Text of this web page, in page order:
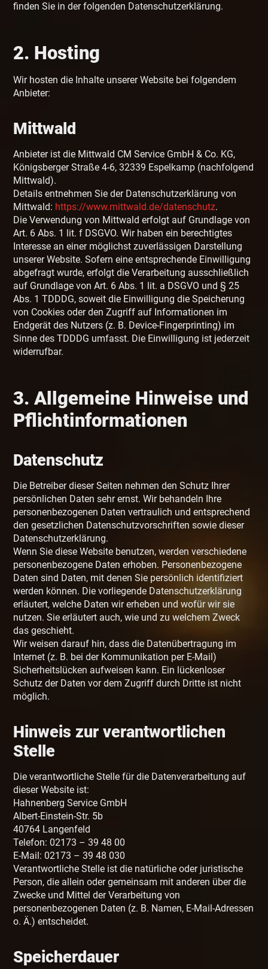
finden Sie in der folgenden Datenschutzerklärung.
2. Hosting
Wir hosten die Inhalte unserer Website bei folgendem
Anbieter:
Mittwald
Anbieter ist die Mittwald CM Service GmbH & Co. KG,
Königsberger Straße 4-6, 32339 Espelkamp (nachfolgend
Mittwald).
Details entnehmen Sie der Datenschutzerklärung von
Mittwald: https://www.mittwald.de/datenschutz.
Die Verwendung von Mittwald erfolgt auf Grundlage von
Art. 6 Abs. 1 lit. f DSGVO. Wir haben ein berechtigtes
Interesse an einer möglichst zuverlässigen Darstellung
unserer Website. Sofern eine entsprechende Einwilligung
abgefragt wurde, erfolgt die Verarbeitung ausschließlich
auf Grundlage von Art. 6 Abs. 1 lit. a DSGVO und § 25
Abs. 1 TDDDG, soweit die Einwilligung die Speicherung
von Cookies oder den Zugriff auf Informationen im
Endgerät des Nutzers (z. B. Device-Fingerprinting) im
Sinne des TDDDG umfasst. Die Einwilligung ist jederzeit
widerrufbar.
3. Allgemeine Hinweise und
Pflicht­informationen
Datenschutz
Die Betreiber dieser Seiten nehmen den Schutz Ihrer
persönlichen Daten sehr ernst. Wir behandeln Ihre
personenbezogenen Daten vertraulich und entsprechend
den gesetzlichen Datenschutzvorschriften sowie dieser
Datenschutzerklärung.
Wenn Sie diese Website benutzen, werden verschiedene
personenbezogene Daten erhoben. Personenbezogene
Daten sind Daten, mit denen Sie persönlich identifiziert
werden können. Die vorliegende Datenschutzerklärung
erläutert, welche Daten wir erheben und wofür wir sie
nutzen. Sie erläutert auch, wie und zu welchem Zweck
das geschieht.
Wir weisen darauf hin, dass die Datenübertragung im
Internet (z. B. bei der Kommunikation per E-Mail)
Sicherheitslücken aufweisen kann. Ein lückenloser
Schutz der Daten vor dem Zugriff durch Dritte ist nicht
möglich.
Hinweis zur verantwortlichen
Stelle
Die verantwortliche Stelle für die Datenverarbeitung auf
dieser Website ist:
Hahnenberg Service GmbH
Albert-Einstein-Str. 5b
40764 Langenfeld
Telefon: 02173 – 39 48 00
E-Mail: 02173 – 39 48 030
Verantwortliche Stelle ist die natürliche oder juristische
Person, die allein oder gemeinsam mit anderen über die
Zwecke und Mittel der Verarbeitung von
personenbezogenen Daten (z. B. Namen, E-Mail-Adressen
o. Ä.) entscheidet.
Speicherdauer